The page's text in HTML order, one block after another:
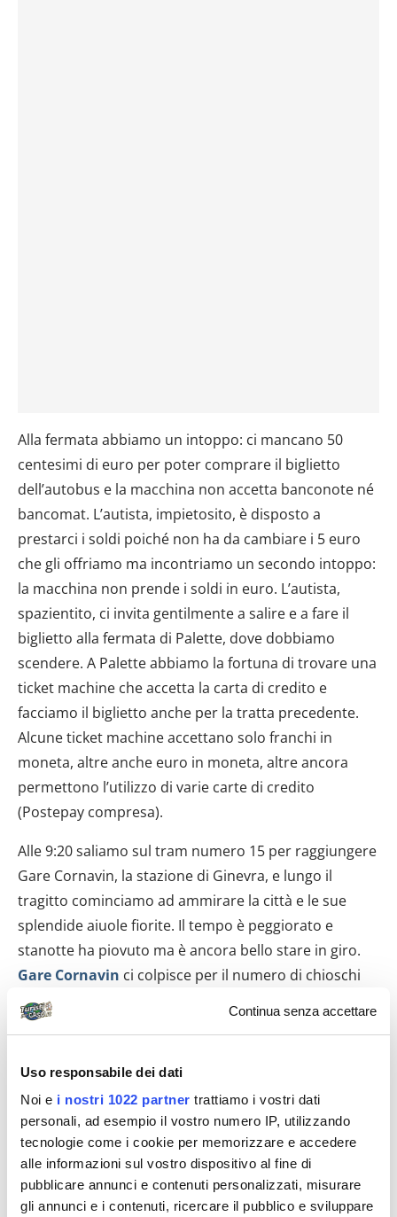
Continua senza accettare
Uso responsabile dei dati
Noi e i nostri 1022 partner trattiamo i vostri dati
personali, ad esempio il vostro numero IP, utilizzando
tecnologie come i cookie per memorizzare e accedere
alle informazioni sul vostro dispositivo al fine di
pubblicare annunci e contenuti personalizzati, misurare
gli annunci e i contenuti, ricercare il pubblico e sviluppare
Alla fermata abbiamo un intoppo: ci mancano 50
centesimi di euro per poter comprare il biglietto
dell’autobus e la macchina non accetta banconote né
bancomat. L’autista, impietosito, è disposto a
prestarci i soldi poiché non ha da cambiare i 5 euro
che gli offriamo ma incontriamo un secondo intoppo:
la macchina non prende i soldi in euro. L’autista,
spazientito, ci invita gentilmente a salire e a fare il
biglietto alla fermata di Palette, dove dobbiamo
scendere. A Palette abbiamo la fortuna di trovare una
ticket machine che accetta la carta di credito e
facciamo il biglietto anche per la tratta precedente.
Alcune ticket machine accettano solo franchi in
moneta, altre anche euro in moneta, altre ancora
permettono l’utilizzo di varie carte di credito
(Postepay compresa).
Alle 9:20 saliamo sul tram numero 15 per raggiungere
Gare Cornavin, la stazione di Ginevra, e lungo il
tragitto cominciamo ad ammirare la città e le sue
splendide aiuole fiorite. Il tempo è peggiorato e
stanotte ha piovuto ma è ancora bello stare in giro.
Gare Cornavin ci colpisce per il numero di chioschi
“mangerecci”. Noi, per ragioni di tempo, siamo
costretti a tirare dritti fino alla biglietteria. Chiediamo
una biglietteria automatica dove, grazie alla carta di
credito, acquistiamo due biglietti perNyon(8,80 CHF
l’uno).
Il treno, neanche a dirlo, è puntuale ma la sporcizia e
la puzza sono quelli tipici dei nostri treni italiani e
rimaniamo piuttosto delusi. Resti di cibo, sedili